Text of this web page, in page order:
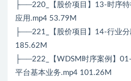
├──220_【股价项目】13-时序
应用.mp4 53.79M
├──221_【股价项目】14-行业
185.62M
├──222_【WDSM时序案例】
平台基本业务.mp4 101.26M